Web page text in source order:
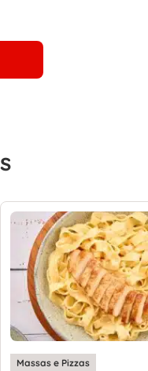
Massas e Pizzas